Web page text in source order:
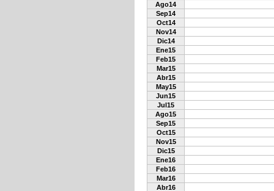
Ago14
Sep14
Oct14
Nov14
Dic14
Ene15
Feb15
Mar15
Abr15
May15
Jun15
Jul15
Ago15
Sep15
Oct15
Nov15
Dic15
Ene16
Feb16
Mar16
Abr16